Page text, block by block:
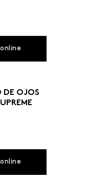
DE OJOS